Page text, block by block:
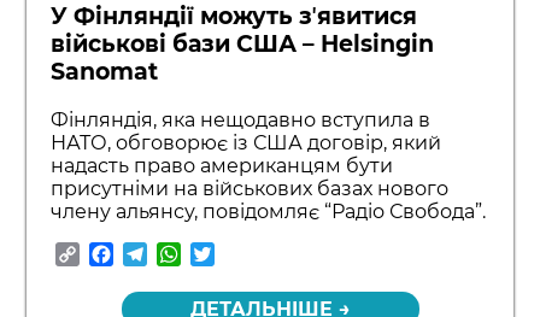
У Фінляндії можуть зʼявитися
військові бази США – Helsingin
Sanomat
Фінляндія, яка нещодавно вступила в
НАТО, обговорює із США договір, який
надасть право американцям бути
присутніми на військових базах нового
члену альянсу, повідомляє “Радіо Свобода”.
CopyFacebook
TelegramWhatsApp
ДЕТАЛЬНІШЕ →